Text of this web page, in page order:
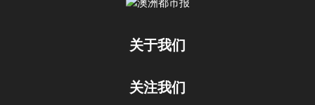
关于我们
关注我们